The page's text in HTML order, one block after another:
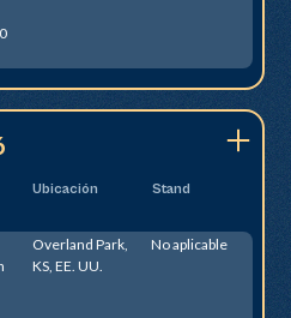
Ubicación Stand
Overland Park,
KS, EE. UU.
No aplicable